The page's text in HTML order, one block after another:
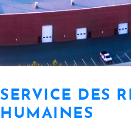
SERVICE DES
HUMAINES